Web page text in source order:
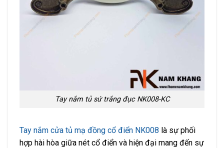
Tay nắm tủ sứ trắng đục NK008-KC
Tay nắm cửa tủ mạ đồng cổ điển NK008 là sự phối
hợp hài hòa giữa nét cổ điển và hiện đại mang đến sự